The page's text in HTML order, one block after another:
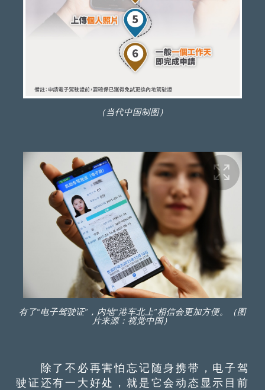
（当代中国制图）
有了“电子驾驶证”，内地“港车北上”相信会更加方便。（图
片来源：视觉中国）
除了不必再害怕忘记随身携带，电子驾
驶证还有一大好处，就是它会动态显示目前